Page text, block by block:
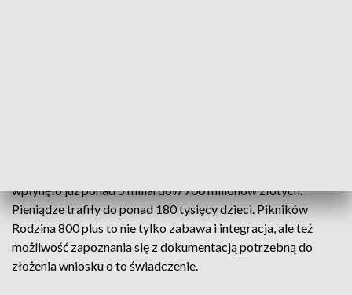
wpłynęło już ponad 5 miliardów 700 milionów złotych.
Pieniądze trafiły do ponad 180 tysięcy dzieci. Pikników
Rodzina 800 plus to nie tylko zabawa i integracja, ale też
możliwość zapoznania się z dokumentacją potrzebną do
złożenia wniosku o to świadczenie.